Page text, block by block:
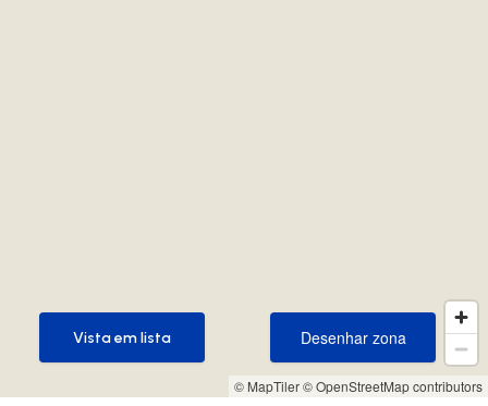
© MapTiler© OpenStreetMap contributors
Desenhar zona
Desenhar zona
Vista em lista
Vista em lista